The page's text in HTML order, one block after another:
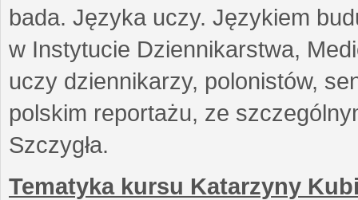
bada. Języka uczy. Językiem
w Instytucie Dziennikarstwa,
uczy dziennikarzy, polonistów,
polskim reportażu, ze
Szczygła.
Tematyka kursu Katarzyny